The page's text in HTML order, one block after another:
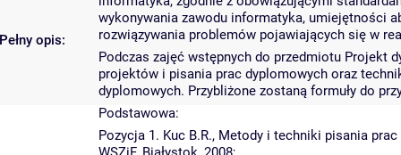
Pełny opis:
wykonywania zawodu informatyka, umiejętności
rozwiązywania problemów pojawiających się w
Podczas zajęć wstępnych do przedmiotu Projekt
projektów i pisania prac dyplomowych oraz
dyplomowych. Przybliżone zostaną formuły do
Podstawowa:
Pozycja 1. Kuc B.R., Metody i techniki pisania